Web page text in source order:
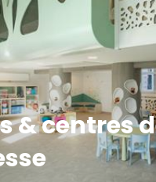
& centres